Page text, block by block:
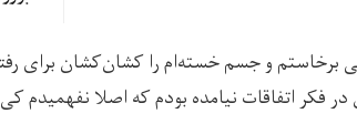
و جسم خسته‌ام را کشان‌کشان برای
در فکر اتفاقات نیامده بودم که اصلا نفهمیدم